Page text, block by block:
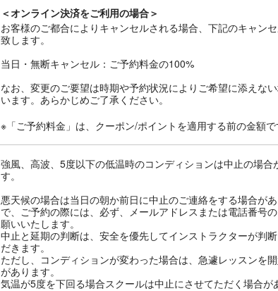
＜オンライン決済をご利用の場合＞
お客様のご都合によりキャンセルされる場合、下記のキャン
致します。
当日・無断キャンセル：ご予約料金の100%
なお、変更のご要望は時期や予約状況によりご希望に添えな
います。あらかじめご了承ください。
※「ご予約料金」は、クーポン/ポイントを適用する前の金額で
強風、高波、5度以下の低温時のコンディションは中止の場合
す。
悪天候の場合は当日の朝か前日に中止のご連絡をする場合が
で、ご予約の際には、必ず、メールアドレスまたは電話番号
願いいたします。
中止と延期の判断は、安全を優先してインストラクターが判
だきます。
ただし、コンディションが変わった場合は、急遽レッスンを
があります。
気温が5度を下回る場合スクールは中止にさせてただく場合が